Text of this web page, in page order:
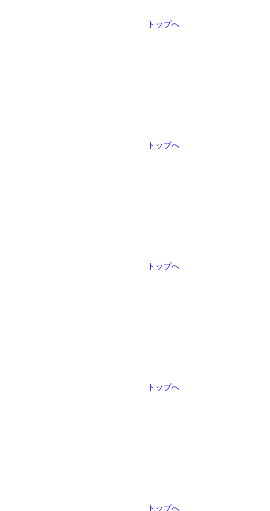
トップへ
トップへ
トップへ
トップへ
トップへ